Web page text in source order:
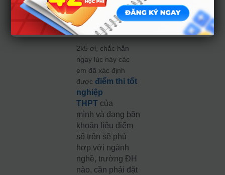
xếp nguyện vọng
đại học thông
minh
2k5 ơi, chắc hẳn
ngay lúc này các
em đã xác định
được điểm thi tốt
nghiệp
THPT của
mìnhvà đang băn
khoăn liệu điểm
số trên sẽ phù
hợp với ngành
nghề, trường ĐH
nào, cần phải đặt